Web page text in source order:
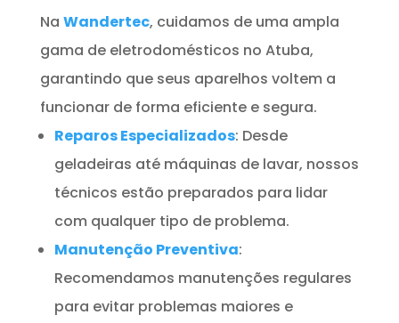
Na Wandertec, cuidamos de uma ampla
gama de eletrodomésticos no Atuba,
garantindo que seus aparelhos voltem a
funcionar de forma eficiente e segura.
Reparos Especializados: Desde
geladeiras até máquinas de lavar, nossos
técnicos estão preparados para lidar
com qualquer tipo de problema.
Manutenção Preventiva:
Recomendamos manutenções regulares
para evitar problemas maiores e